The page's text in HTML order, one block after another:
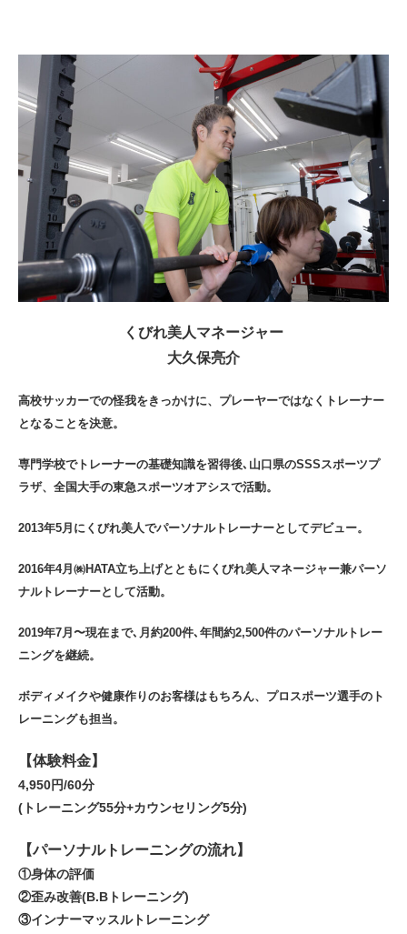
くびれ美人マネージャー
大久保亮介
高校サッカーでの怪我をきっかけに、プレーヤーではなくトレーナー
となることを決意。
専門学校でトレーナーの基礎知識を習得後､山口県のSSSスポーツプ
ラザ、全国大手の東急スポーツオアシスで活動。
2013年5月にくびれ美人でパーソナルトレーナーとしてデビュー。
2016年4月㈱HATA立ち上げとともにくびれ美人マネージャー兼パーソ
ナルトレーナーとして活動。
2019年7月〜現在まで､月約200件､年間約2,500件のパーソナルトレー
ニングを継続。
ボディメイクや健康作りのお客様はもちろん、プロスポーツ選手のト
レーニングも担当。
【体験料金】
4,950円/60分
(トレーニング55分+カウンセリング5分)
【パーソナルトレーニングの流れ】
①身体の評価
②歪み改善(B.Bトレーニング)
③インナーマッスルトレーニング